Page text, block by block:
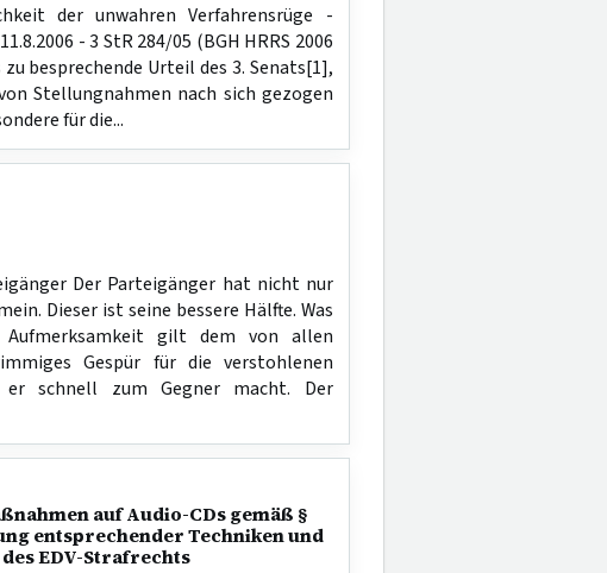
der unwahren Verfahrensrüge -
- 3 StR 284/05 (BGH HRRS 2006
besprechende Urteil des 3. Senats[1],
Stellungnahmen nach sich gezogen
für die...
Der Parteigänger hat nicht nur
Dieser ist seine bessere Hälfte. Was
gilt dem von allen
Gespür für die verstohlenen
er schnell zum Gegner macht. Der
auf Audio-CDs gemäß §
entsprechender Techniken und
EDV-Strafrechts